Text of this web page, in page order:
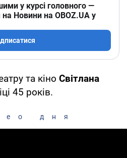
у курсі головного —
на Новини на OBOZ.UA у
та кіно Світлана
45 років.
дня